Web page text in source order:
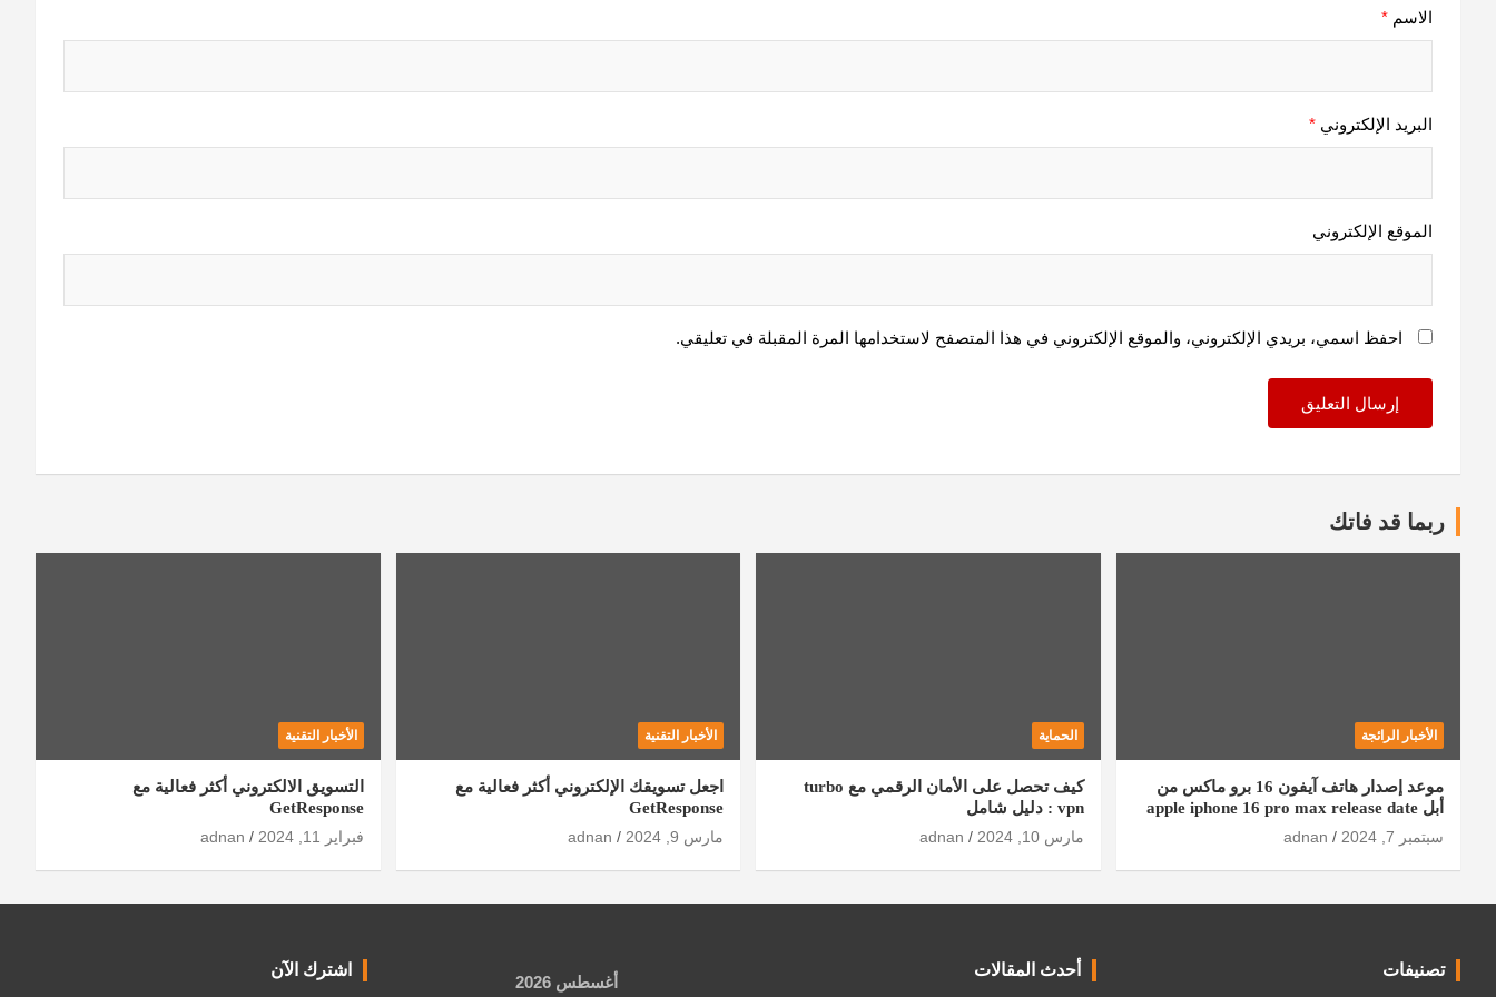
الاسم *
البريد الإلكتروني *
الموقع الإلكتروني
احفظ اسمي، بريدي الإلكتروني، والموقع الإلكتروني في هذا المتصفح لاستخدامها المرة المقبلة في تعليقي.
ربما قد فاتك
الأخبار الرائجة
موعد إصدار هاتف آيفون 16 برو ماكس من
أبل apple iphone 16 pro max release date
سبتمبر 7, 2024
adnan
الحماية
كيف تحصل على الأمان الرقمي مع turbo
vpn : دليل شامل
مارس 10, 2024
adnan
الأخبار التقنية
اجعل تسويقك الإلكتروني أكثر فعالية مع
GetResponse
مارس 9, 2024
adnan
الأخبار التقنية
التسويق الالكتروني أكثر فعالية مع
GetResponse
فبراير 11, 2024
adnan
تصنيفات أحدث المقالات
أغسطس 2026
اشترك الآن